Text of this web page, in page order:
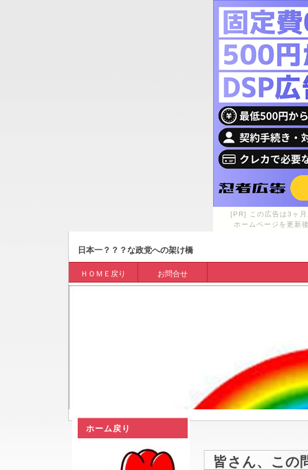
[PR] この広告は3ヶ
ホームページを更新
日本一？？？な政党への架け橋
ＨＯＭＥ戻り お問合せ
皆さん、この
ホーム戻り